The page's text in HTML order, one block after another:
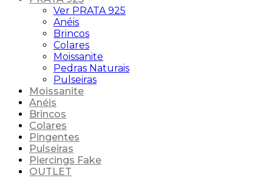
Ver PRATA 925
Anéis
Brincos
Colares
Moissanite
Pedras Naturais
Pulseiras
Moissanite
Anéis
Brincos
Colares
Pingentes
Pulseiras
Piercings Fake
OUTLET